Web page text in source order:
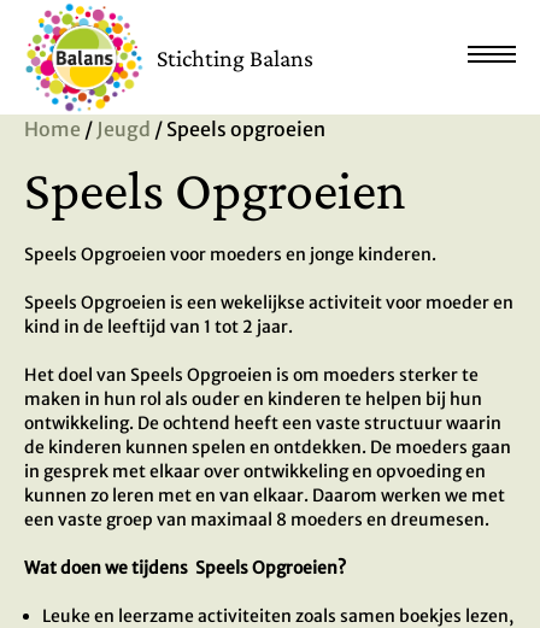
Stichting Balans
Speels Opgroeien
Speels Opgroeien voor moeders en jonge kinderen.
Speels Opgroeien is een wekelijkse activiteit voor moeder en
kind in de leeftijd van 1 tot 2 jaar.
Het doel van Speels Opgroeien is om moeders sterker te
maken in hun rol als ouder en kinderen te helpen bij hun
ontwikkeling. De ochtend heeft een vaste structuur waarin
de kinderen kunnen spelen en ontdekken. De moeders gaan
in gesprek met elkaar over ontwikkeling en opvoeding en
kunnen zo leren met en van elkaar. Daarom werken we met
een vaste groep van maximaal 8 moeders en dreumesen.
Wat doen we tijdens Speels Opgroeien?
Leuke en leerzame activiteiten zoals samen boekjes lezen,
Home / Jeugd / Speels opgroeien